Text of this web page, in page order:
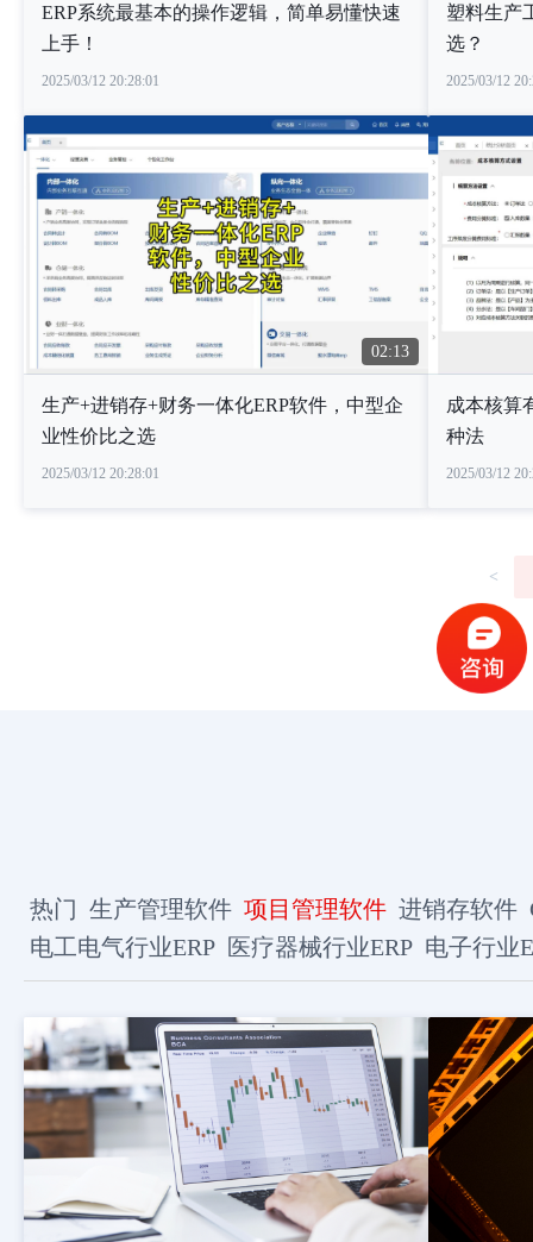
ERP系统最基本的操作逻辑，简单易懂快速
上手！
2025/03/12 20:28:01
塑料生产
选？
2025/03/12
02:13
生产+进销存+财务一体化ERP软件，中型企
业性价比之选
2025/03/12 20:28:01
成本核算
种法
2025/03/12
<
热门 生产管理软件 项目管理软件 进销存软件
电工电气行业ERP 医疗器械行业ERP 电子行业